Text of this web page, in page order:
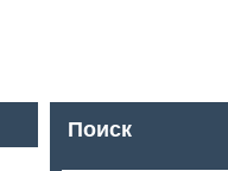
Поиск